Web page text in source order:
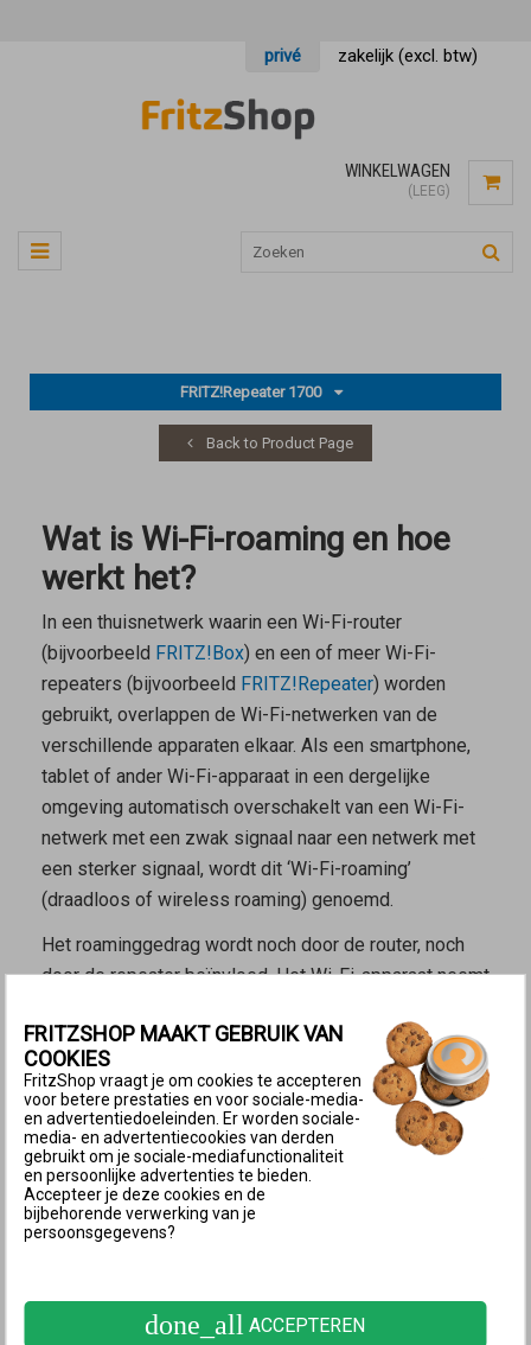
privé zakelijk (excl. btw)
WINKELWAGEN
(LEEG)
FRITZ!Repeater 1700
Back to Product Page
Wat is Wi-Fi-roaming en hoe
werkt het?
In een thuisnetwerk waarin een Wi-Fi-router
(bijvoorbeeld FRITZ!Box) en een of meer Wi-Fi-
repeaters (bijvoorbeeld FRITZ!Repeater) worden
gebruikt, overlappen de Wi-Fi-netwerken van de
verschillende apparaten elkaar. Als een smartphone,
tablet of ander Wi-Fi-apparaat in een dergelijke
omgeving automatisch overschakelt van een Wi-Fi-
netwerk met een zwak signaal naar een netwerk met
een sterker signaal, wordt dit ‘Wi-Fi-roaming’
(draadloos of wireless roaming) genoemd.
Het roaminggedrag wordt noch door de router, noch
door de repeater beïnvloed. Het Wi-Fi-apparaat neemt
een ander Wi-Fi-netwerk zodra de het ontvang- en
zendvermogen onder een door de fabrikant
aangegeven grens komt.
Tijdens het overschakelen naar een een ander Wi-Fi-
netwerk, worden de netwerk- en dataverbindingen
(bijvoorbeeld VoIP-gesprekken, videostreams of
downloads) tijdelijk onderbroken. Als de router en de
(SSID), dezelfde netwerksleutel en dezelfde Wi-Fi-
kanalen gebruiken, kan de duur van de onderbreking bij
FRITZSHOP MAAKT GEBRUIK VAN
COOKIES
FritzShop vraagt je om cookies te accepteren
voor betere prestaties en voor sociale-media-
en advertentiedoeleinden. Er worden sociale-
media- en advertentiecookies van derden
gebruikt om je sociale-mediafunctionaliteit
en persoonlijke advertenties te bieden.
Accepteer je deze cookies en de
bijbehorende verwerking van je
persoonsgegevens?
done_all ACCEPTEREN